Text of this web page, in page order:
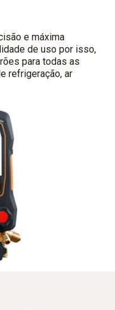
e máxima
de uso por isso,
para todas as
refrigeração, ar